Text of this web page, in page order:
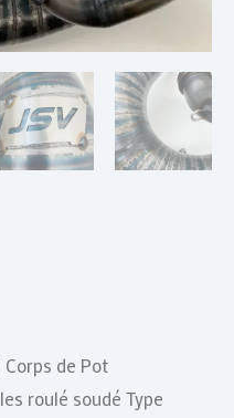
Corps de Pot
roulé soudé Type